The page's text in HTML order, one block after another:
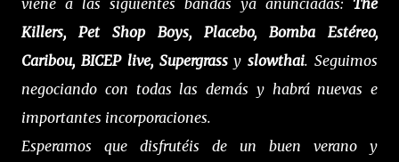
viene a las siguientes bandas ya anunciadas: The
Killers, Pet Shop Boys, Placebo, Bomba Estéreo,
Caribou, BICEP live, Supergrassyslowthai. Seguimos
negociando con todas las demás y habrá nuevas e
importantes incorporaciones.
Esperamos que disfrutéis de un buen verano y